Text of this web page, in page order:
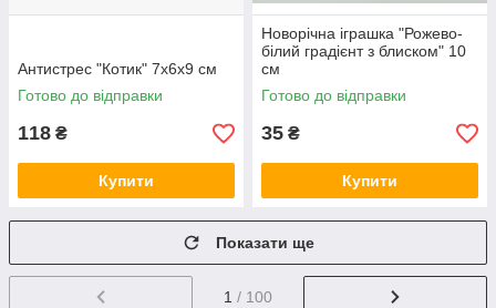
Антистрес "Котик" 7х6х9 см
Готово до відправки
118 ₴
Купити
Новорічна іграшка "Рожево-
білий градієнт з блиском" 10
см
Готово до відправки
35 ₴
Купити
Показати ще
1 / 100